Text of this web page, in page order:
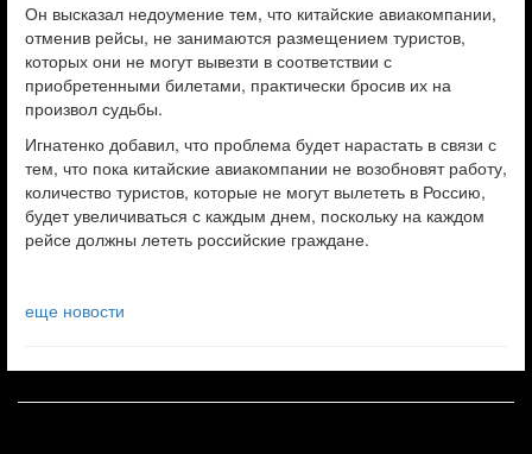
Он высказал недоумение тем, что китайские авиакомпании,
отменив рейсы, не занимаются размещением туристов,
которых они не могут вывезти в соответствии с
приобретенными билетами, практически бросив их на
произвол судьбы.
Игнатенко добавил, что проблема будет нарастать в связи с
тем, что пока китайские авиакомпании не возобновят работу,
количество туристов, которые не могут вылететь в Россию,
будет увеличиваться с каждым днем, поскольку на каждом
рейсе должны лететь российские граждане.
еще новости